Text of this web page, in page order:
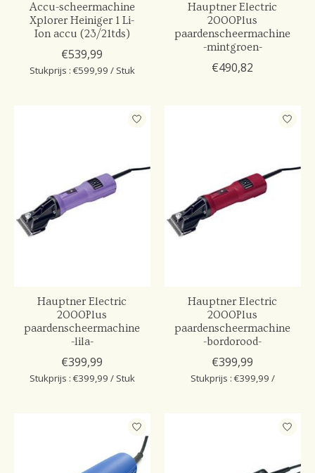
Accu-scheermachine
Xplorer Heiniger 1 Li-
Ion accu (23/21tds)
€539,99
Stukprijs : €599,99 / Stuk
Hauptner Electric
2000Plus
paardenscheermachine
-mintgroen-
€490,82
Hauptner Electric
2000Plus
paardenscheermachine
-lila-
€399,99
Stukprijs : €399,99 / Stuk
Hauptner Electric
2000Plus
paardenscheermachine
-bordorood-
€399,99
Stukprijs : €399,99 /